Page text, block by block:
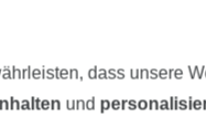
allem
dass unsere
und